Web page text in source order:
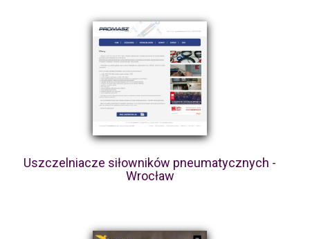
Uszczelniacze siłowników pneumatycznych -
Wrocław